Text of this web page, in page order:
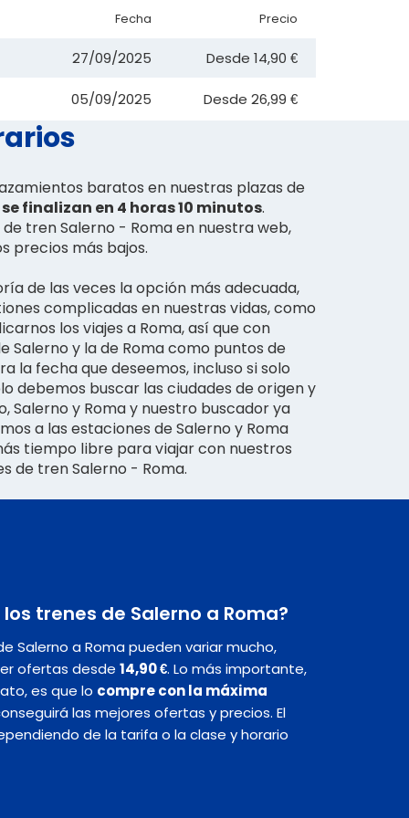
Fecha Precio
27/09/2025 Desde 14,90 €
05/09/2025 Desde 26,99 €
baratos en nuestras plazas de
finalizan en 4 horas 10 minutos.
tren Salerno - Roma en nuestra web,
precios más bajos.
de las veces la opción más adecuada,
complicadas en nuestras vidas, como
los viajes a Roma, así que con
Salerno y la de Roma como puntos de
la fecha que deseemos, incluso si solo
debemos buscar las ciudades de origen y
Salerno y Roma y nuestro buscador ya
a las estaciones de Salerno y Roma
tiempo libre para viajar con nuestros
de tren Salerno - Roma.
trenes de Salerno a Roma?
Salerno a Roma pueden variar mucho,
ofertas desde 14,90 €. Lo más importante,
es que lo compre con la máxima
las mejores ofertas y precios. El
de la tarifa o la clase y horario